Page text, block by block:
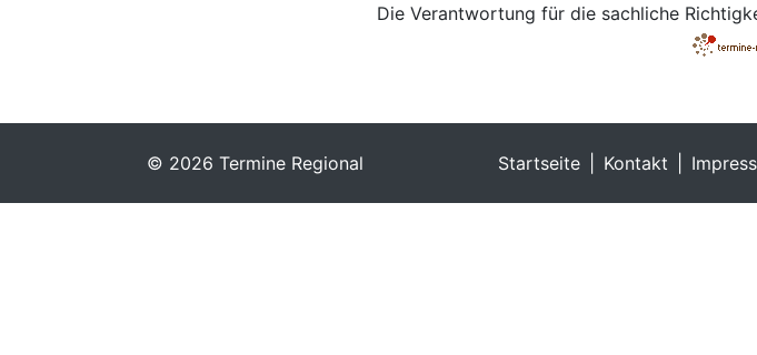
Die Verantwortung für die sachliche
© 2026 Termine Regional Startseite Kontakt